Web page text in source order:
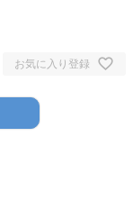
お気に入り登録